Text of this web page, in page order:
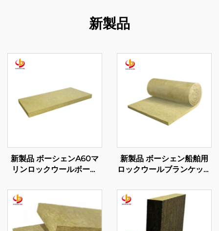
新製品
新製品 ボーシェンA60マ
リンロックウールボード
クウールボード マレーシ
ア製
新製品 ボーシェン船舶用
ロックウールブランケット
音・防火用 ベルト状ロッ
クウールロール